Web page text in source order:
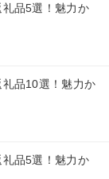
品5選！魅力か
品10選！魅力か
品5選！魅力か